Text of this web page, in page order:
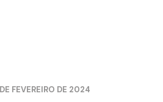
FEVEREIRO DE 2024